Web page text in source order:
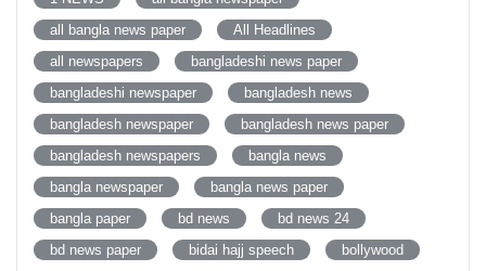
all bangla news paper
All Headlines
all newspapers
bangladeshi news paper
bangladeshi newspaper
bangladesh news
bangladesh newspaper
bangladesh news paper
bangladesh newspapers
bangla news
bangla newspaper
bangla news paper
bangla paper
bd news
bd news 24
bd news paper
bidai hajj speech
bollywood